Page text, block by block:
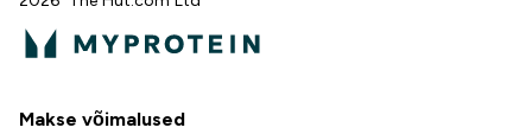
Makse võimalused